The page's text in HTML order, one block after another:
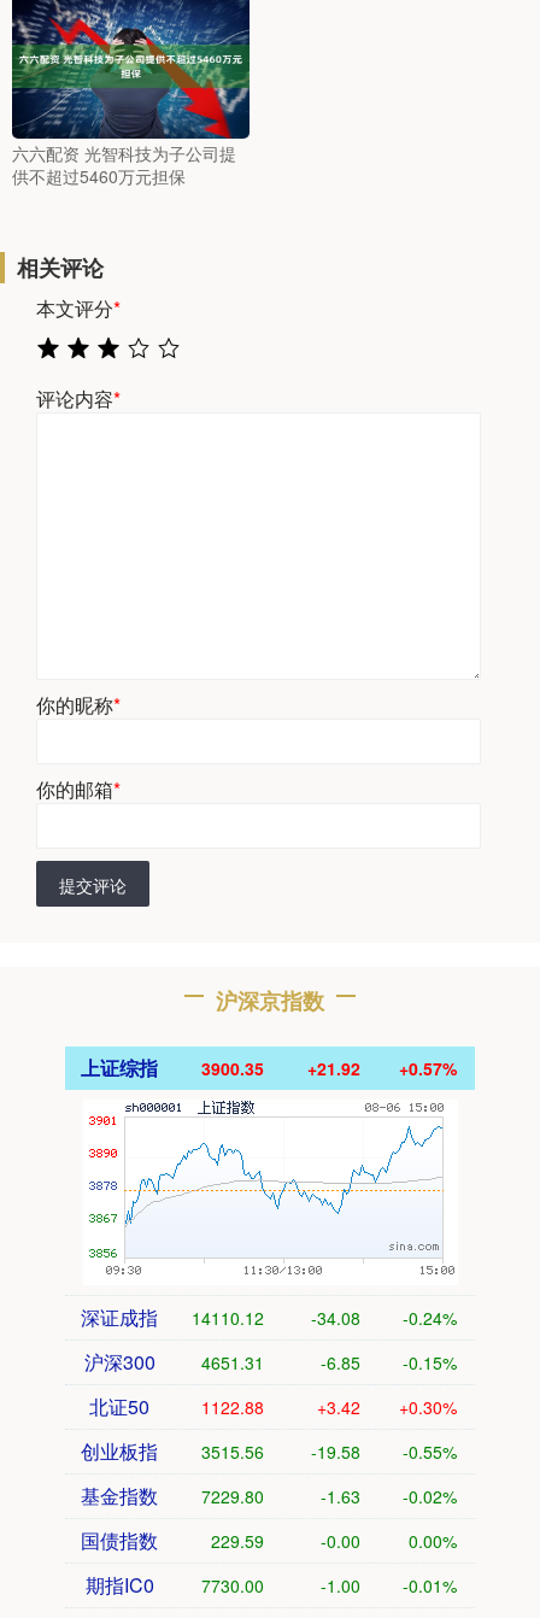
六六配资 光智科技为子公司提
供不超过5460万元担保
相关评论
本文评分*
评论内容*
你的昵称*
你的邮箱*
提交评论
沪深京指数
上证综指 3900.35 +21.92 +0.57%
深证成指 14110.12 -34.08 -0.24%
沪深300 4651.31 -6.85 -0.15%
北证50 1122.88 +3.42 +0.30%
创业板指 3515.56 -19.58 -0.55%
基金指数 7229.80 -1.63 -0.02%
国债指数 229.59 -0.00 0.00%
期指IC0 7730.00 -1.00 -0.01%